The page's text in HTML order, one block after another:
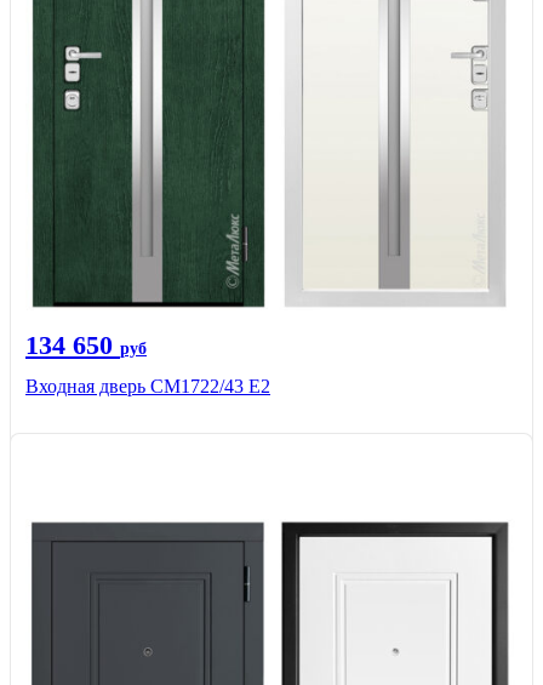
134 650 руб
Входная дверь СМ1722/43 Е2